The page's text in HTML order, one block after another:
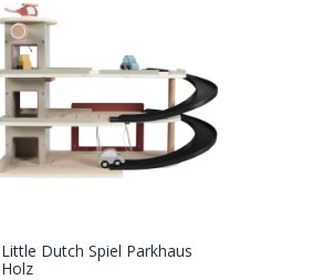
In den
Little Dutch Spiel Parkhaus
Holz